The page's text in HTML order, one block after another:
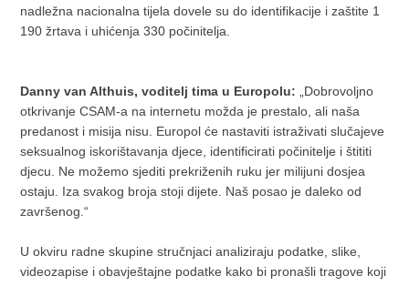
nadležna nacionalna tijela dovele su do identifikacije i zaštite 1
190 žrtava i uhićenja 330 počinitelja.
Danny van Althuis, voditelj tima u Europolu: „Dobrovoljno
otkrivanje CSAM-a na internetu možda je prestalo, ali naša
predanost i misija nisu. Europol će nastaviti istraživati ​​slučajeve
seksualnog iskorištavanja djece, identificirati počinitelje i štititi
djecu. Ne možemo sjediti prekriženih ruku jer milijuni dosjea
ostaju. Iza svakog broja stoji dijete. Naš posao je daleko od
završenog.“
U okviru radne skupine stručnjaci analiziraju podatke, slike,
videozapise i obavještajne podatke kako bi pronašli tragove koji